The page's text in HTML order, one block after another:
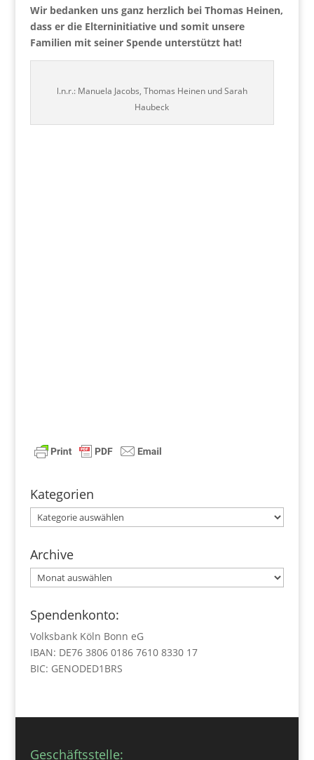
Wir bedanken uns ganz herzlich bei Thomas Heinen,
dass er die Elterninitiative und somit unsere
Familien mit seiner Spende unterstützt hat!
l.n.r.: Manuela Jacobs, Thomas Heinen und Sarah
Haubeck
Kategorien
Kategorien
Archive
Archive
Spendenkonto:
Volksbank Köln Bonn eG
IBAN: DE76 3806 0186 7610 8330 17
BIC: GENODED1BRS
Geschäftsstelle: